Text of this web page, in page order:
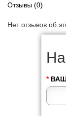
Отзывы (0)
Нет отзывов об